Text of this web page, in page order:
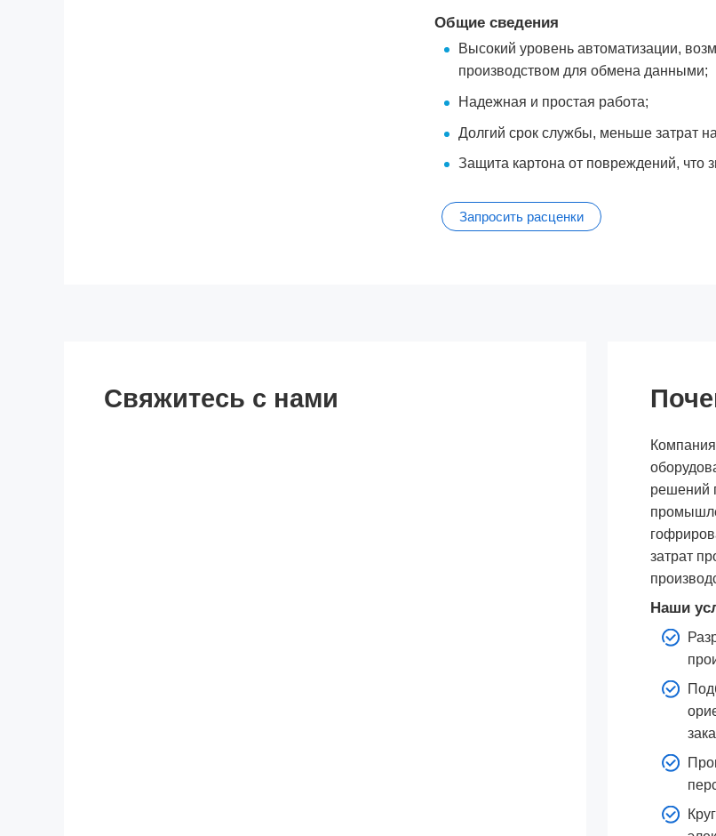
Общие сведения
Высокий уровень автоматизации,
производством для обмена данными;
Надежная и простая работа;
Долгий срок службы, меньше затрат
Защита картона от повреждений, что
Запросить расценки
Свяжитесь с нами
решений
затрат
Наши